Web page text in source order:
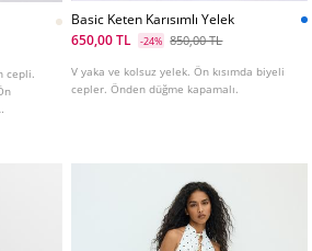
cepli.
Basic Keten Karısımlı Yelek
650,00 TL
-24% 850,00 TL
V yaka ve kolsuz yelek. Ön kısımda biyeli
cepler. Önden düğme kapamalı.